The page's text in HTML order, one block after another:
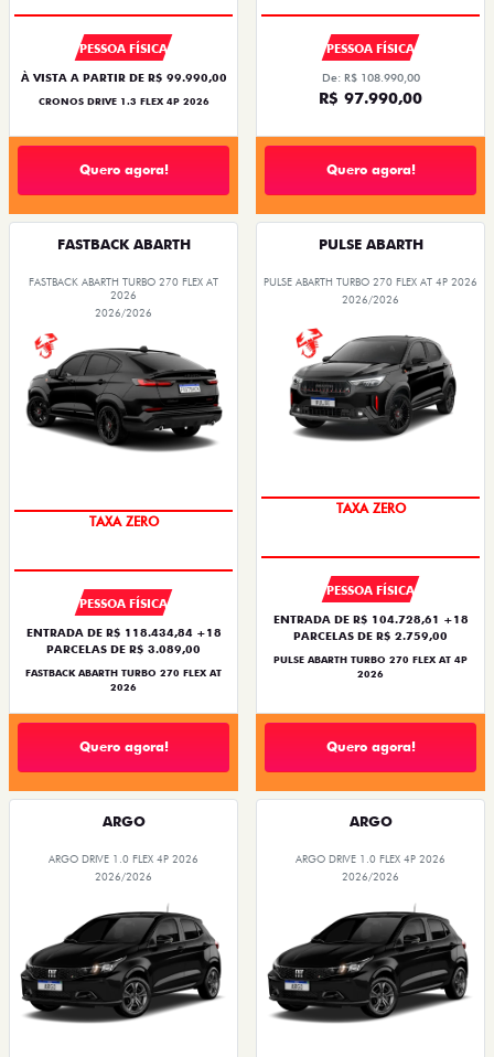
PESSOA FÍSICA
À VISTA A PARTIR DE R$ 99.990,00
CRONOS DRIVE 1.3 FLEX 4P 2026
Quero agora!
PESSOA FÍSICA
De: R$ 108.990,00
R$ 97.990,00
Quero agora!
FASTBACK ABARTH
FASTBACK ABARTH TURBO 270 FLEX AT
2026
2026/2026
SAIA DE FIAT 0KM
PESSOA FÍSICA
ENTRADA DE R$ 118.434,84 +18
PARCELAS DE R$ 3.089,00
FASTBACK ABARTH TURBO 270 FLEX AT
2026
Quero agora!
PULSE ABARTH
PULSE ABARTH TURBO 270 FLEX AT 4P 2026
2026/2026
SAIA DE FIAT 0KM
PESSOA FÍSICA
ENTRADA DE R$ 104.728,61 +18
PARCELAS DE R$ 2.759,00
PULSE ABARTH TURBO 270 FLEX AT 4P
2026
Quero agora!
ARGO
ARGO DRIVE 1.0 FLEX 4P 2026
2026/2026
ARGO
ARGO DRIVE 1.0 FLEX 4P 2026
2026/2026